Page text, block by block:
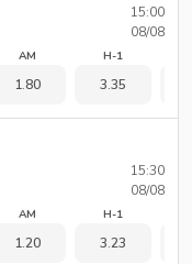
15:00
08/08
AM
1.80
H-1
3.35
15:30
08/08
AM
1.20
H-1
3.23